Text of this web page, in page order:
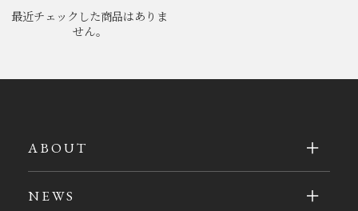
最近チェックした商品はありま
せん。
ABOUT
NEWS